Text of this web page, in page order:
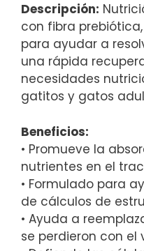
Descripción:
con fibra
para ayudar a
una rápida
necesidades
gatitos y gatos
Beneficios:
• Promueve la
nutrientes en el
• Formulado para
de cálculos de
• Ayuda a
se perdieron con el